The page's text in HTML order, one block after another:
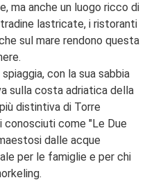
ma anche un luogo ricco di
lastricate, i ristoranti
sul mare rendono questa
con la sua sabbia
sulla costa adriatica della
distintiva di Torre
conosciuti come "Le Due
dalle acque
per le famiglie e per chi